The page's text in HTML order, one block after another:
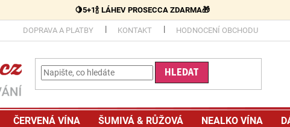
🍋5+1🍾 LÁHEV PROSECCA ZDARMA🎁
DOPRAVA A PLATBY KONTAKT HODNOCENÍ OBCHODU
HLEDAT
ČERVENÁ VÍNA ŠUMIVÁ & RŮŽOVÁ NEALKO VÍNA